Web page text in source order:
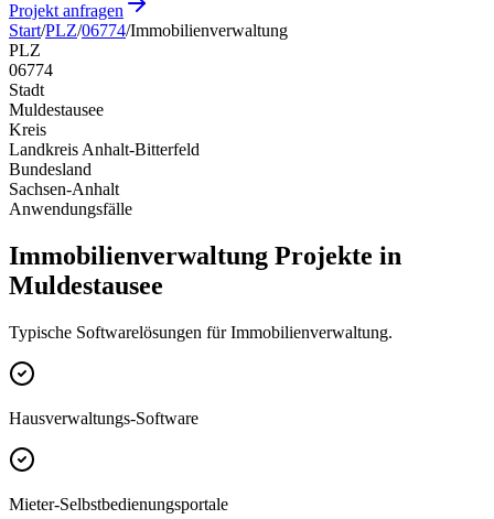
Projekt anfragen
Start/PLZ/06774/Immobilienverwaltung
PLZ
06774
Stadt
Muldestausee
Kreis
Landkreis Anhalt-Bitterfeld
Bundesland
Sachsen-Anhalt
Anwendungsfälle
Immobilienverwaltung Projekte in
Muldestausee
Typische Softwarelösungen für Immobilienverwaltung.
Hausverwaltungs-Software
Mieter-Selbstbedienungsportale